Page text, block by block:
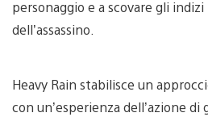
personaggio e a scovare gli
dell’assassino.
Heavy Rain stabilisce un
con un’esperienza dell’azione